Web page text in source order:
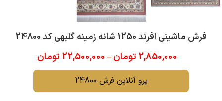
فرش ماشینی افرند 1250 شانه زمینه گلبهی کد 24800
2,850,000 تومان–
22,500,000 تومان
پرو آنلاین فرش 24800